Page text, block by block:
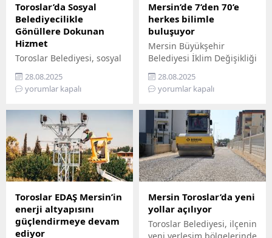
Toroslar’da Sosyal
Belediyecilikle
Gönüllere Dokunan
Hizmet
Toroslar Belediyesi, sosyal
belediyecilik anlayışıyla
vatandaşların gönüllerine
dokunmaya devam ediyor.
vatandaşlar, özel
gereksinimli bireyler ile
gazi ve şehit aileleri,
belediyenin şefkatli elini
her zaman yanlarında
hissediyor. Belediye Sosyal
Destek Hizmetleri
Müdürlüğü’ne bağlı Şehit
ve Gazi Şefliği ile Yaşlı ve
Engelli Şefliği, belli
28.08.2025
yorumlar kapalı
Mersin’de 7’den 70’e
herkes bilimle
buluşuyor
Mersin Büyükşehir
Belediyesi İklim Değişikliği
ve Sıfır Atık Dairesi
Başkanlığı, Mercan 100.
Yıl İklim ve Çevre Bilim
edemeyenler için bilimi
yurttaşın ayağına
götürüyor. ‘Gökyüzü
Hepimizin, Bilim Her
Yerde’ sloganıyla yola
çıkan Büyükşehir,
Mersin’in ilçelerini tek tek
gezerek 7’den 70’e herkesi
bilimle buluşturuyor.
Bilimi, hayatın her
28.08.2025
yorumlar kapalı
Toroslar EDAŞ Mersin’in
enerji altyapısını
güçlendirmeye devam
ediyor
Mersin Toroslar’da yeni
yollar açılıyor
Toroslar Belediyesi, ilçenin
yeni yerleşim bölgelerinde